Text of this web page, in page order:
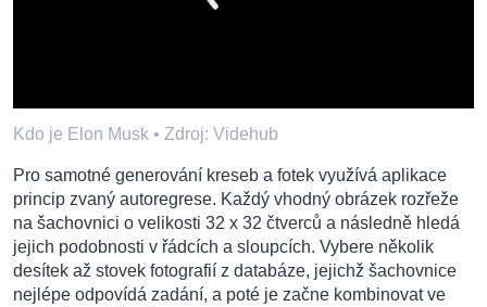
Kdo je Elon Musk • Zdroj: Videhub
Pro samotné generování kreseb a fotek využívá aplikace
princip zvaný autoregrese. Každý vhodný obrázek rozřeže
na šachovnici o velikosti 32 x 32 čtverců a následně hledá
jejich podobnosti v řádcích a sloupcích. Vybere několik
desítek až stovek fotografií z databáze, jejichž šachovnice
nejlépe odpovídá zadání, a poté je začne kombinovat ve